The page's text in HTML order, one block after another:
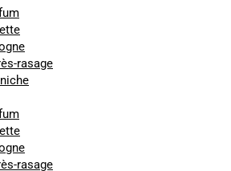
rasage
rasage